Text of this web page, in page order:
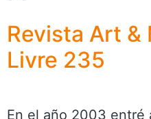
Revista Art &
Livre 235
En el año 2003 entré